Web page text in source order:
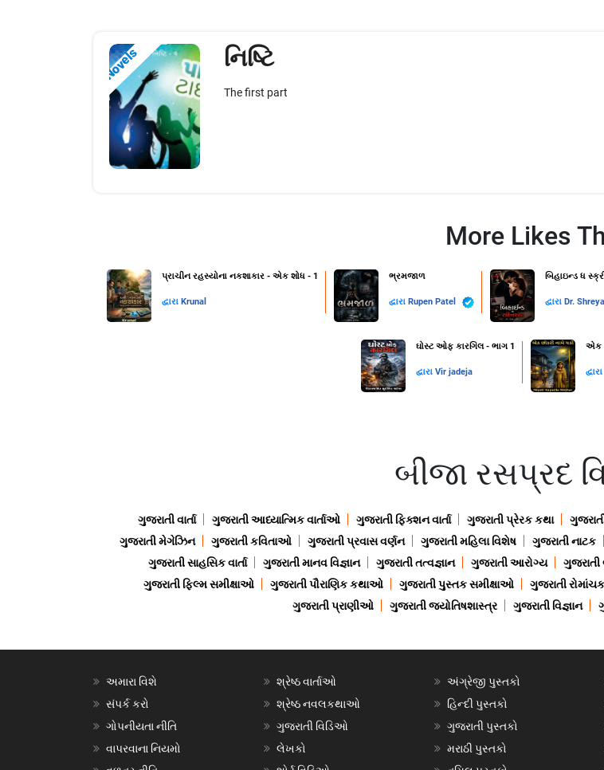
Novels નિષ્ટિ
The first part
More Likes
પ્રાચીન રહસ્યોના નકશાકાર - એક શોધ - 1
દ્વારા Krunal
ભ્રમજાળ
દ્વારા Rupen Patel
બિહાઇન્ડ ધ
દ્વારા Dr.
ઘોસ્ટ ઓફ કારગિલ - ભાગ 1
દ્વારા Vir jadeja
એક
દ્વારા
બીજા રસપ્રદ
ગુજરાતી વાર્તા ગુજરાતી આધ્યાત્મિક વાર્તાઓ ગુજરાતી ફિક્શન વાર્તા ગુજરાતી પ્રેરક કથા
ગુજરાતી મેગેઝિન
ગુજરાતી કવિતાઓ ગુજરાતી પ્રવાસ વર્ણન ગુજરાતી મહિલા વિશેષ ગુજરાતી નાટક
ગુજરાતી સાહસિક વાર્તા
ગુજરાતી માનવ વિજ્ઞાન ગુજરાતી તત્વજ્ઞાન ગુજરાતી આરોગ્ય ગુજરાતી
ગુજરાતી ફિલ્મ સમીક્ષાઓ
ગુજરાતી પૌરાણિક કથાઓ ગુજરાતી પુસ્તક સમીક્ષાઓ ગુજરાતી રોમાંચક
ગુજરાતી પ્રાણીઓ
ગુજરાતી જ્યોતિષશાસ્ત્ર ગુજરાતી વિજ્ઞાન
અમારા વિશે
સંપર્ક કરો
ગોપનીયતા નીતિ
વાપરવાના નિયમો
શ્રેષ્ઠ વાર્તાઓ
શ્રેષ્ઠ નવલકથાઓ
ગુજરાતી વિડિઓ
લેખકો
અંગ્રેજી પુસ્તકો
હિન્દી પુસ્તકો
ગુજરાતી પુસ્તકો
મરાઠી પુસ્તકો